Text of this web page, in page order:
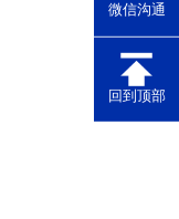
微信沟通
回到顶部